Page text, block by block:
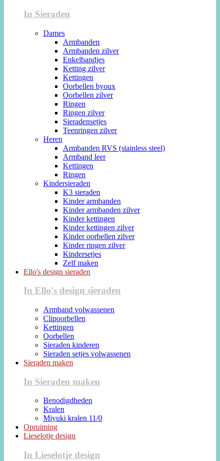
In Sieraden
Dames
Armbanden
Armbanden zilver
Enkelbandjes
Ketting zilver
Kettingen
Oorbellen byoux
Oorbellen zilver
Ringen
Ringen zilver
Sieradensetjes
Teenringen zilver
Heren
Armbanden RVS (stainless steel)
Armband leer
Kettingen
Ringen
Kindersieraden
K3 sieraden
Kinder armbanden
Kinder armbanden zilver
Kinder kettingen
Kinder kettingen zilver
Kinder oorbellen zilver
Kinder ringen zilver
Kindersetjes
Zelf maken
Ello's design sieraden
In Ello's design sieraden
Armband volwassenen
Clipoorbellen
Kettingen
Oorbellen
Sieraden kinderen
Sieraden setjes volwassenen
Sieraden maken
In Sieraden maken
Benodigdheden
Kralen
Miyuki kralen 11/0
Opruiming
Lieselotje design
In Lieselotje design